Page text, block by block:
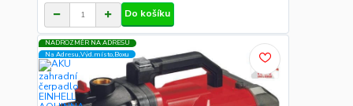
Do košíku
NADROZMĚR NA ADRESU
Na Adresu,Výd.místo,Boxu